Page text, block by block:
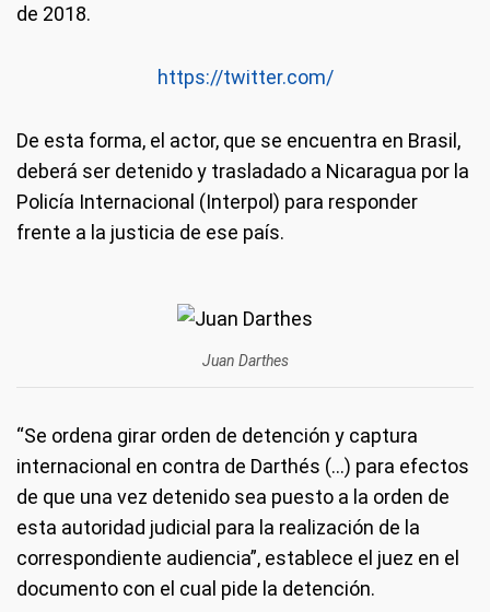
de 2018.
https://twitter.com/
De esta forma, el actor, que se encuentra en Brasil,
deberá ser detenido y trasladado a Nicaragua por la
Policía Internacional (Interpol) para responder
frente a la justicia de ese país.
Juan Darthes
“Se ordena girar orden de detención y captura
internacional en contra de Darthés (...) para efectos
de que una vez detenido sea puesto a la orden de
esta autoridad judicial para la realización de la
correspondiente audiencia”, establece el juez en el
documento con el cual pide la detención.